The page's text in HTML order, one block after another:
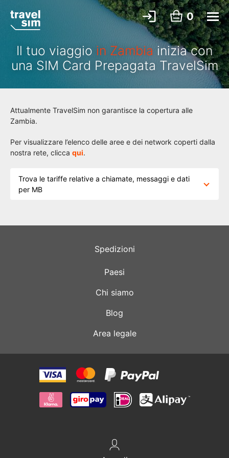
0
Il tuo viaggio in Zambia inizia con
una SIM Card Prepagata TravelSim
Attualmente TravelSim non garantisce la copertura alle
Zambia.
Per visualizzare l’elenco delle aree e dei network coperti dalla
nostra rete, clicca qui.
Trova le tariffe relative a chiamate, messaggi e dati
per MB
Spedizioni
Paesi
Chi siamo
Blog
Area legale